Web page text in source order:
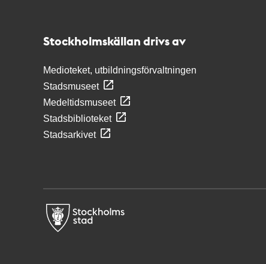
Stockholmskällan drivs av
Medioteket, utbildningsförvaltningen
Stadsmuseet
Medeltidsmuseet
Stadsbiblioteket
Stadsarkivet